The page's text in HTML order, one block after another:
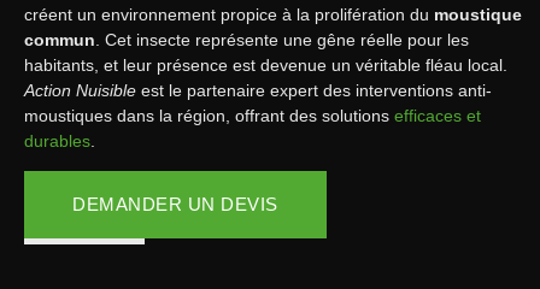
créent un environnement propice à la prolifération du moustique
commun . Cet insecte représente une gêne réelle pour les
habitants, et leur présence est devenue un véritable fléau local.
Action Nuisible est le partenaire expert des interventions anti-
moustiques dans la région, offrant des solutions efficaces et
durables
DEMANDER UN DEVIS